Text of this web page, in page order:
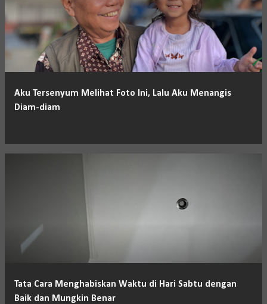
Aku Tersenyum Melihat Foto Ini, Lalu Aku Menangis
Diam-diam
Tata Cara Menghabiskan Waktu di Hari Sabtu dengan
Baik dan Mungkin Benar